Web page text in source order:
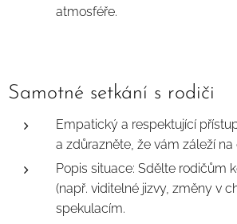
atmosféře.
Samotné setkání s rodiči
Empatický a respektující
a zdůrazněte, že vám záleží na
Popis situace: Sdělte rodičům
(např. viditelné jizvy, změny v
spekulacím.